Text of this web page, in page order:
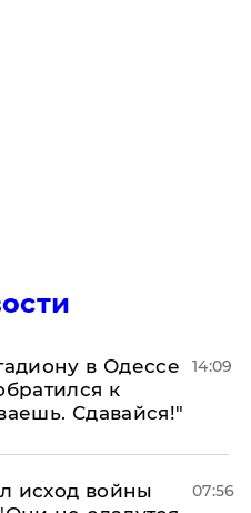
в Одессе
к
Сдавайся!"
14:09
исход войны
07:56